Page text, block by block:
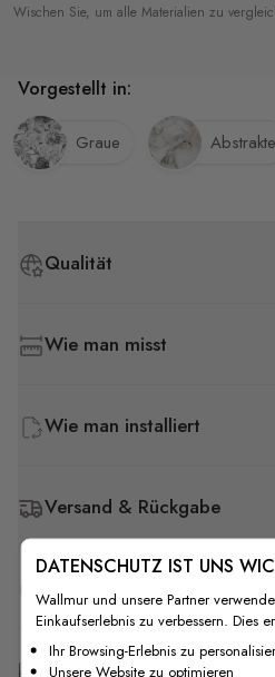
Wischen Sie, um alle Materialien zu
Qualität
Wie man misst
Wie man installiert
Versand & Rückgabe
F.A.Q
Kostenlose Anpassung
Vorgestellt in:
Graue Abstrakte
DATENSCHUTZ IST UNS
Wallmur und unsere Partner
Einkaufserlebnis zu verbessern. Dies
Ihr Browsing-Erlebnis zu
Unsere Website zu optimieren